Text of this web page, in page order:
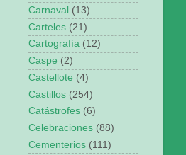
Carnaval (13)
Carteles (21)
Cartografía (12)
Caspe (2)
Castellote (4)
Castillos (254)
Catástrofes (6)
Celebraciones (88)
Cementerios (111)